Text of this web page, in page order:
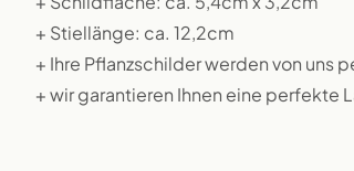
+ Stiellänge: ca. 12,2cm
+ Ihre Pflanzschilder werden von uns
+ wir garantieren Ihnen eine perfekte